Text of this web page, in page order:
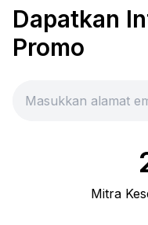
Dapatkan
Promo
Mitra